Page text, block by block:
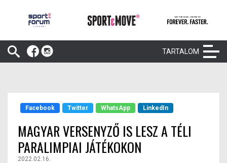
TARTALOM
Facebook Twitter WhatsApp LinkedIn
MAGYAR VERSENYZŐ IS LESZ A TÉLI
PARALIMPIAI JÁTÉKOKON
2022.02.16.